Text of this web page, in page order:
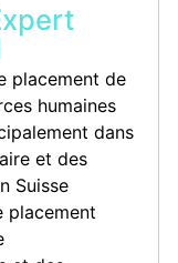
placement de
humaines
dans
et des
Suisse
placement